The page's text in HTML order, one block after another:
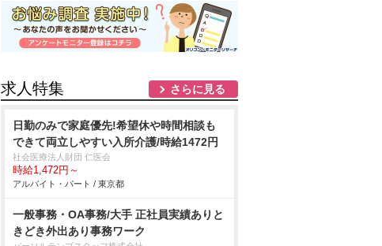
求人特集 さらに見る
日勤のみで家庭優先!希望休や時間相談も
できて両立しやすい入所介護/時給1472円
社会医療法人財団 仁医会
時給1,472円～
アルバイト・パート / 東京都
一般事務・OA事務/大手 正社員実績ありと
きどき外出あり事務ワーク